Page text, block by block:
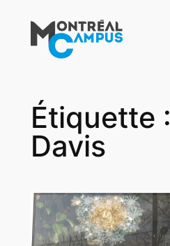
contenu
Étiquette :
Davis